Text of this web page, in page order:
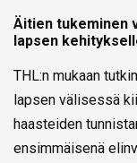
Äitien tukeminen
lapsen
THL:n mukaan
lapsen välisessä
haasteiden
ensimmäisenä